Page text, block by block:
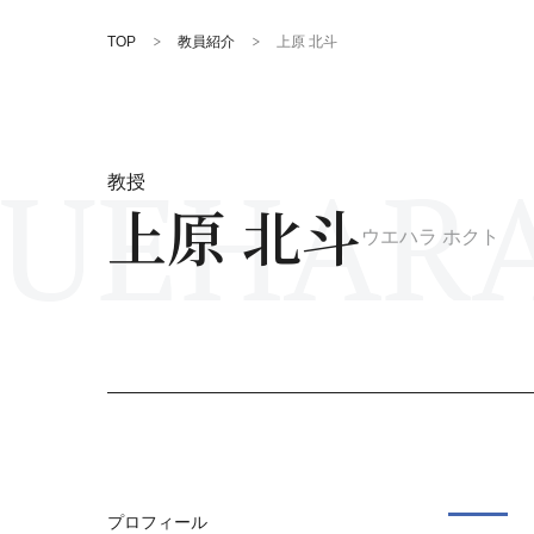
TOP 教員紹介 上原 北斗
教授
上原 北斗 ウエハラ ホクト
プロフィール